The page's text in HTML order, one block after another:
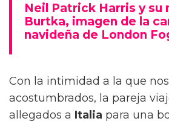
Neil Patrick Harris y su
Burtka, imagen de la
navideña de London
Con la intimidad a la que
acostumbrados, la pareja
allegados a Italia para una